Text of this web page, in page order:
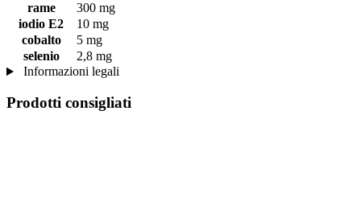
rame
300 mg
iodio E2
10 mg
cobalto
5 mg
selenio
2,8 mg
Informazioni legali
Prodotti consigliati